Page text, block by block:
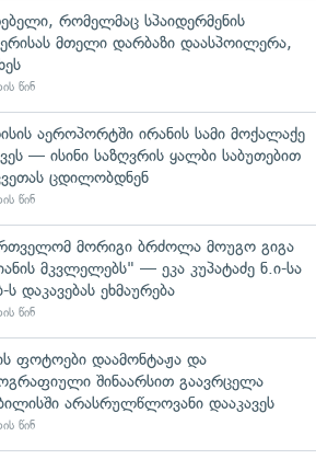
რომელმაც სპაიდერმენის
მთელი დარბაზი დაასპოილერა,
წინ
აეროპორტში ირანის სამი მოქალაქე
— ისინი საზღვრის ყალბი საბუთებით
ცდილობდნენ
წინ
მორიგი ბრძოლა მოუგო გიგა
მკვლელებს" — ეკა კუპატაძე ნ.ი-სა
ს დაკავებას ეხმაურება
წინ
ფოტოები დაამონტაჟა და
შინაარსით გაავრცელა
არასრულწლოვანი დააკავეს
წინ